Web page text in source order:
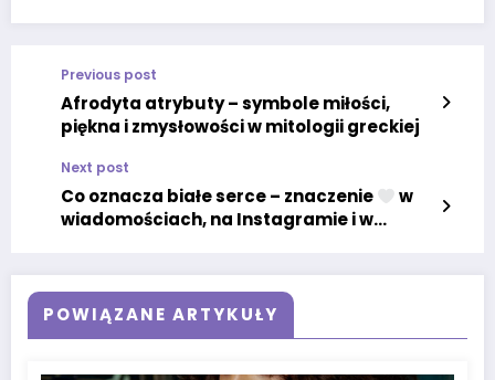
Previous post
Afrodyta atrybuty – symbole miłości,
piękna i zmysłowości w mitologii greckiej
Next post
Co oznacza białe serce – znaczenie
w
wiadomościach, na Instagramie i w
POWIĄZANE ARTYKUŁY